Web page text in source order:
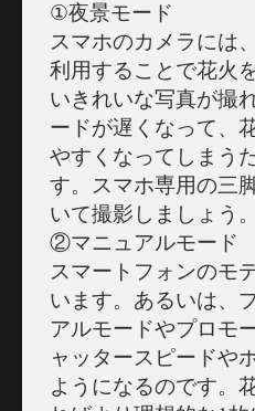
①夜景モード
スマホのカメラには
利用することで花火
いきれいな写真が撮
ードが遅くなって、
やすくなってしまう
す。スマホ専用の三
いて撮影しましょう。
②マニュアルモード
スマートフォンのモ
います。あるいは、
アルモードやプロモ
ャッタースピードや
ようになるのです。